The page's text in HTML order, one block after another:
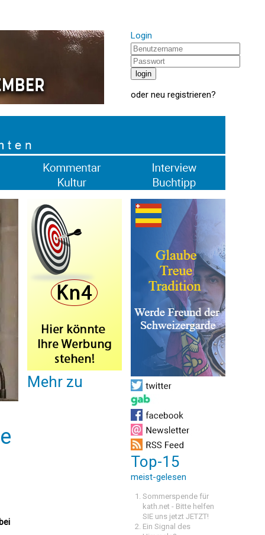
Login
oder neu registrieren?
Mehr zu
Top-15
meist-gelesen
Sommerspende für
kath.net - Bitte helfen
SIE uns jetzt JETZT!
Ein Signal des